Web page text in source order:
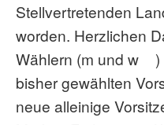
Stellvertretenden
worden. Herzlichen
Wählern (m und w
bisher gewählten
neue alleinige